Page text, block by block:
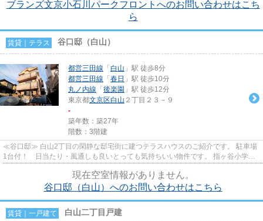
ブランズ文京小石川パークフロントへのお問い合わせはこち
ら
賃貸｜テラス 谷口邸（白山）
都営三田線 「 白山 」駅 徒歩8分
都営三田線 「 春日 」駅 徒歩10分
丸ノ内線 「 後楽園 」駅 徒歩12分
東京都文京区白山 ２丁目２３－９
-
築年数：築27年
階数：3階建
≪谷口邸≫ 白山2丁目の閑静な邸宅街に建つテラスハウスのご紹介です。 駐車場
1台付！ 日当たり・風通しも良いとっても気持ちいい物件です。 指ヶ谷小学学
現在空室情報がありません。
谷口邸（白山）へのお問い合わせはこちら
賃貸｜一戸建て 白山二丁目戸建